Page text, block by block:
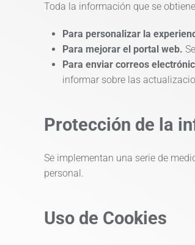
Toda la información que se
Para personalizar la
Para mejorar el portal web.
Para enviar correos
informar sobre las
Protección de la
Se implementan una serie de
personal.
Uso de Cookies